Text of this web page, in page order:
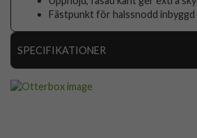
Fästpunkt för halssnodd
SPECIFIKATIONER